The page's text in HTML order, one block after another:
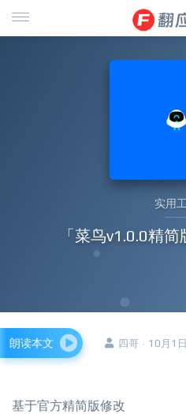
实用
「菜鸟v1.0.0精
四哥 · 10月1
朗读本文
基于官方精简版修改